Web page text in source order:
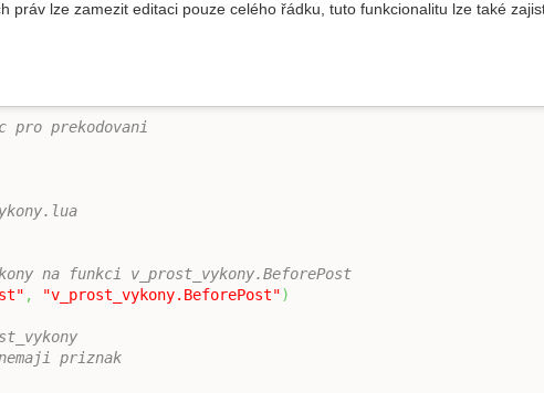
lze zamezit editaci pouze celého řádku, tuto funkcionalitu lze také
prekodovani
na funkci v_prost_vykony.BeforePost
, "v_prost_vykony.BeforePost")
priznak